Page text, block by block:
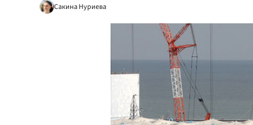
Сакина Нуриева